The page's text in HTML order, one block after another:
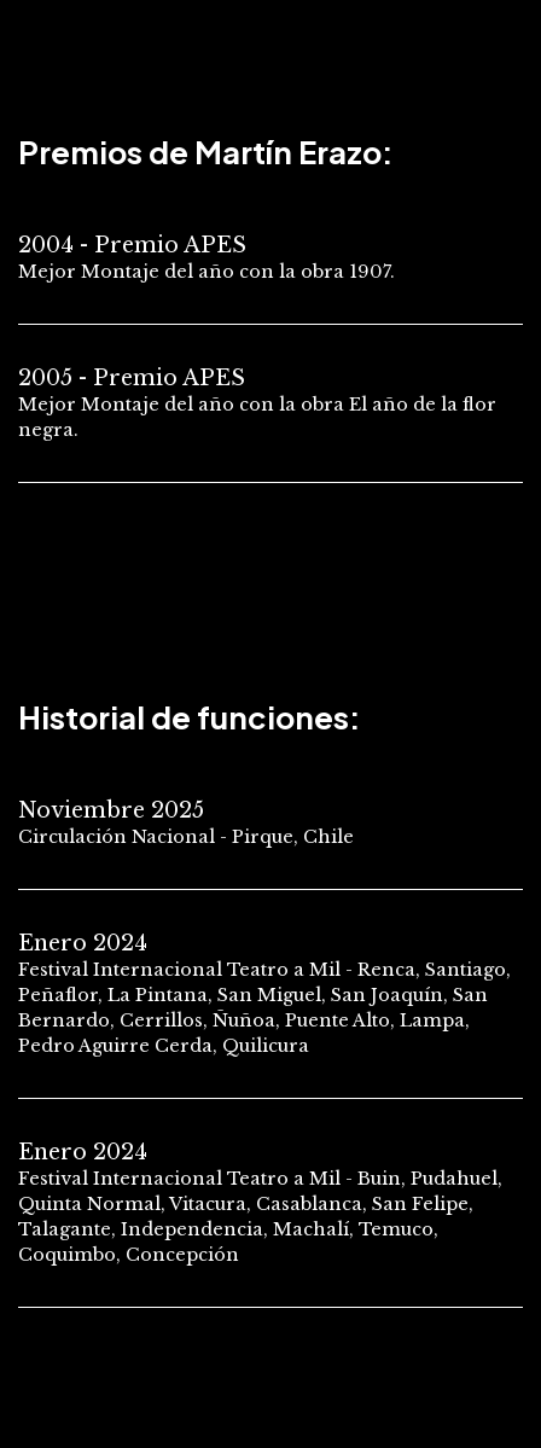
Premios de Martín Erazo:
2004 - Premio APES
Mejor Montaje del año con la obra 1907.
2005 - Premio APES
Mejor Montaje del año con la obra El año de la flor
negra.
Historial de funciones:
Noviembre 2025
Circulación Nacional - Pirque, Chile
Enero 2024
Festival Internacional Teatro a Mil - Renca, Santiago,
Peñaflor, La Pintana, San Miguel, San Joaquín, San
Bernardo, Cerrillos, Ñuñoa, Puente Alto, Lampa,
Pedro Aguirre Cerda, Quilicura
Enero 2024
Festival Internacional Teatro a Mil - Buin, Pudahuel,
Quinta Normal, Vitacura, Casablanca, San Felipe,
Talagante, Independencia, Machalí, Temuco,
Coquimbo, Concepción